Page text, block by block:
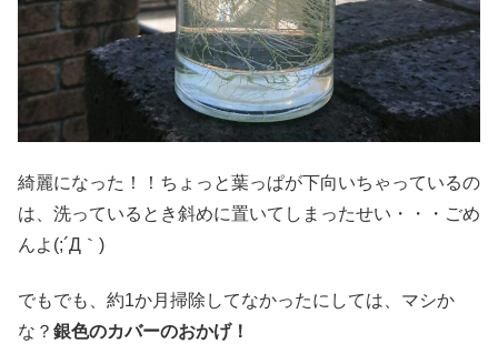
綺麗になった！！ちょっと葉っぱが下向いちゃっているの
は、洗っているとき斜めに置いてしまったせい・・・ごめ
んよ(;´Д｀)
でもでも、約1か月掃除してなかったにしては、マシか
な？ 銀色のカバーのおかげ！